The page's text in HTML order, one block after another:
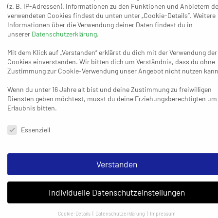
Linie darauf freuen“, sagt Gentges, „es sind Endspiele und es
spielt keine Rolle, ob es eins um den Titel ist oder eins um den
Klassenerhalt. Wir haben uns diese Spiele am Ende des Tages
müssen sehen, dass wir in Bissendorf einen klaren Kopf
bewahren und ein gutes Ausgangs-Ergebnis erzielen. Wir
gewappnet, meine Jungs sind heiß – und wollen es natürlich
auch beenden. Wir fahren gut vorbereitet hin zur ersten
bestmögliche Ergebnis an diesem Tag rausholen, um im besten
Überraschung ist: Kollege Andrej Kurchev wird das für sein
Team aus dem Landkreis Osnabrück ganz ähnlich sehen. Auch
der TV Bissendorf-Holte hofft auf eine randvolle Halle, auf
maximale Unterstützung durch seine Fans, auf ein Happy End
in dieser langen und herausfordernden Saison.
(z. B. IP-Adressen). Informationen zu den Funktionen und Anbietern
verwendeten Cookies findest du unten unter „Cookie-Details“. Weitere
Informationen über die Verwendung deiner Daten findest du in
unserer Datenschutzerklärung.
Mit dem Klick auf „Verstanden“ erklärst du dich mit der Verwendung der
Cookies einverstanden. Wir bitten dich um Verständnis, dass du ohne
Zustimmung zur Cookie-Verwendung unser Angebot nicht nutzen
Wenn du unter 16 Jahre alt bist und deine Zustimmung zu freiwilligen
Diensten geben möchtest, musst du deine Erziehungsberechtigten um
Erlaubnis bitten.
Datenschutzeinstellungen & Nutzungsbedingungen
Essenziell
Verstanden
Individuelle Datenschutzeinstellungen
Cookie-Details Datenschutzerklärung Impressum